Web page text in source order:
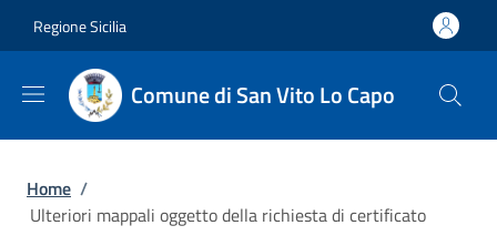
Regione Sicilia
Comune di San Vito Lo Capo
Briciole di pane
Home /
Ulteriori mappali oggetto della richiesta di certificato